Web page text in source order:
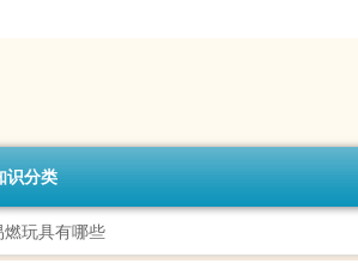
识分类
玩具有哪些